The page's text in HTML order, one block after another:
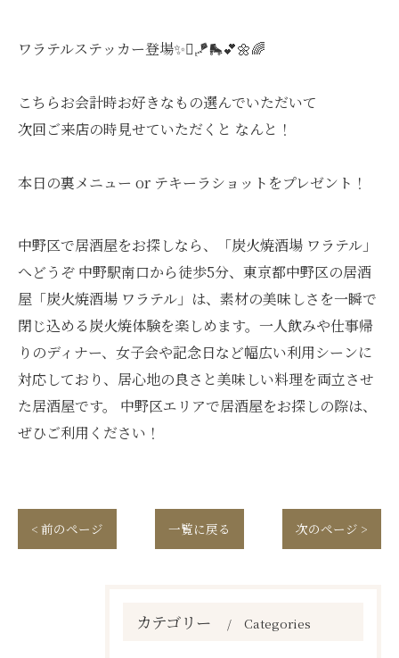
ワラテルステッカー登場✨🫟🪁🛼💕🌼🌈
こちらお会計時お好きなもの選んでいただいて
次回ご来店の時見せていただくと なんと！
本日の裏メニュー or テキーラショットをプレゼント！
中野区で居酒屋をお探しなら、「炭火焼酒場 ワラテル」
へどうぞ 中野駅南口から徒歩5分、東京都中野区の居酒
屋「炭火焼酒場 ワラテル」は、素材の美味しさを一瞬で
閉じ込める炭火焼体験を楽しめます。一人飲みや仕事帰
りのディナー、女子会や記念日など幅広い利用シーンに
対応しており、居心地の良さと美味しい料理を両立させ
た居酒屋です。 中野区エリアで居酒屋をお探しの際は、
ぜひご利用ください！
< 前のページ 一覧に戻る 次のページ >
カテゴリー Categories